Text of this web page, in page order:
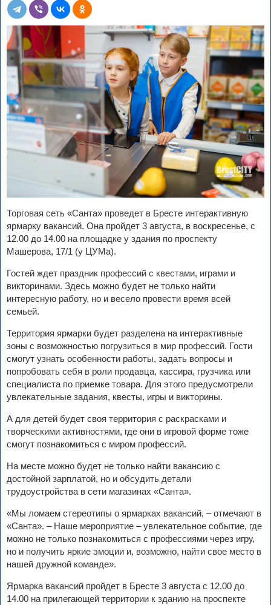
Торговая сеть «Санта» проведет в Бресте интерактивную
ярмарку вакансий. Она пройдет 3 августа, в воскресенье, с
12.00 до 14.00 на площадке у здания по проспекту
Машерова, 17/1 (у ЦУМа).
Гостей ждет праздник профессий с квестами, играми и
викторинами. Здесь можно будет не только найти
интересную работу, но и весело провести время всей
семьей.
Территория ярмарки будет разделена на интерактивные
зоны с возможностью погрузиться в мир профессий. Гости
смогут узнать особенности работы, задать вопросы и
попробовать себя в роли продавца, кассира, грузчика или
специалиста по приемке товара. Для этого предусмотрели
увлекательные задания, квесты, игры и викторины.
А для детей будет своя территория с раскрасками и
творческими активностями, где они в игровой форме тоже
смогут познакомиться с миром профессий.
На месте можно будет не только найти вакансию с
достойной зарплатой, но и обсудить детали
трудоустройства в сети магазинах «Санта».
«Мы ломаем стереотипы о ярмарках вакансий, – отмечают в
«Санта». – Наше мероприятие – увлекательное событие, где
можно не только познакомиться с профессиями через игру,
но и получить яркие эмоции и, возможно, найти свое место в
нашей дружной команде».
Ярмарка вакансий пройдет в Бресте 3 августа с 12.00 до
14.00 на прилегающей территории к зданию на проспекте